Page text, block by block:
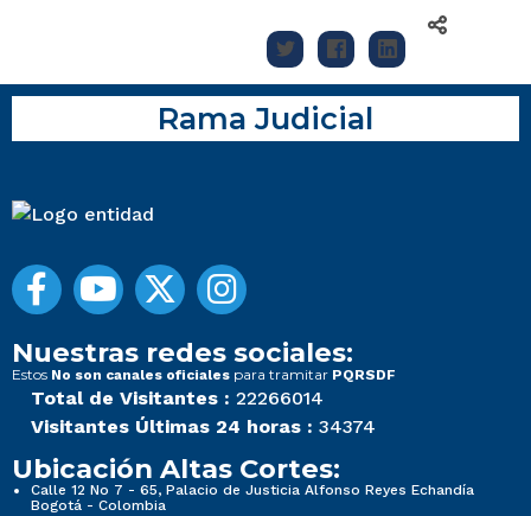
Rama Judicial
Nuestras redes sociales:
Estos No son canales oficiales para tramitar PQRSDF
Total de Visitantes : 22266014
Visitantes Últimas 24 horas : 34374
Ubicación Altas Cortes:
Calle 12 No 7 - 65, Palacio de Justicia Alfonso Reyes Echandía
Bogotá - Colombia